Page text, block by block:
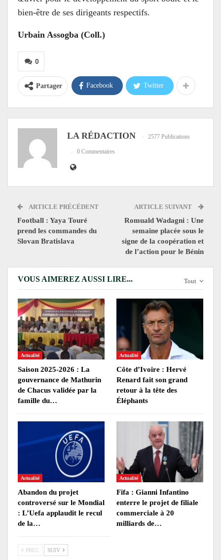
bien-être de ses dirigeants respectifs.
Urbain Assogba (Coll.)
0
Partager Facebook Twitter
LA RÉDACTION 2577 Publications
0 Commentaires
ARTICLE PRÉCÉDENT
Football : Yaya Touré
prend les commandes du
Slovan Bratislava
ARTICLE SUIVANT
Romuald Wadagni : Une
semaine placée sous le
signe de la coopération et
de l’action pour le Bénin
Tout
VOUS AIMEREZ AUSSI LIRE...
Actualité
Saison 2025-2026 : La
gouvernance de Mathurin
de Chacus validée par la
famille du…
Actualité
Côte d’Ivoire : Hervé
Renard fait son grand
retour à la tête des
Éléphants
Actualité
Abandon du projet
controversé sur le Mondial
: L’Uefa applaudit le recul
de la…
Actualité
Fifa : Gianni Infantino
enterre le projet de filiale
commerciale à 20
milliards de…
PREC SUIV